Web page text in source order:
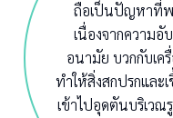
ถือเป็นปัญหาที่พ
เนื่องจากความอั
อนามัย บวกกับเค
ทำให้สิ่งสกปรกแล
เข้าไปอุดตันบริเว